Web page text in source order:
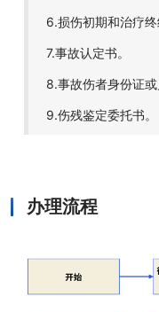
6.损伤初期和治疗终
7.事故认定书。
8.事故伤者身份证或
9.伤残鉴定委托书。
办理流程